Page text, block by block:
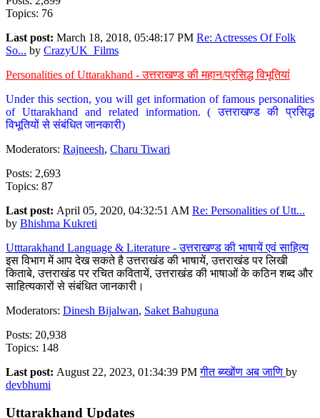
Topics: 76
Last post: March 18, 2018, 05:48:17 PM Re: Actresses Of Folk
So... by CrazyUK_Films
Personalities of Uttarakhand - उत्तराखण्ड की महान/प्रसिद्ध विभूतियां
Under this section, you will get information of famous personalities
of Uttarakhand and related information. ( उत्तराखण्ड की प्रसिद्ध
विभूतियों से संबंधित जानकारी)
Moderators: Rajneesh, Charu Tiwari
Posts: 2,693
Topics: 87
Last post: April 05, 2020, 04:32:51 AM Re: Personalities of Utt...
by Bhishma Kukreti
Utttarakhand Language & Literature - उत्तराखण्ड की भाषायें एवं साहित्य
इस विभाग में आप देख सकते है उत्तराखंड की भाषायें, उत्तराखंड पर लिखी
किताबे, उत्तराखंड पर रचित कवितायें, उत्तराखंड की भाषाओं के कठिन शब्द और
साहित्यकारों से संबंधित जानकारी।
Moderators: Dinesh Bijalwan, Saket Bahuguna
Posts: 20,938
Topics: 148
Last post: August 22, 2023, 01:34:39 PMगीत ब्य्खोंण अब जाणि by
devbhumi
Uttarakhand Updates